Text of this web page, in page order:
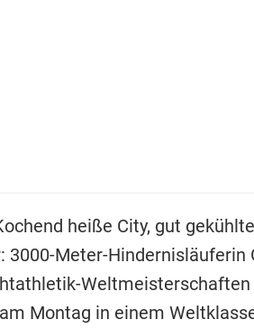
heiße City, gut
3000-Meter-
Weltmeisterschaften
Montag in einem